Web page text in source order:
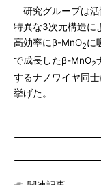
研究グループは活
特異な3次元構造に
高効率にβ-MnO2に
で成長したβ-MnO2
するナノワイヤ同
挙げた。